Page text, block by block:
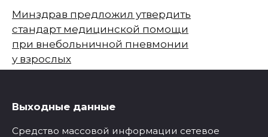
Минздрав предложил утвердить
стандарт медицинской помощи
при внебольничной пневмонии
у взрослых
Выходные данные
Средство массовой информации сетевое